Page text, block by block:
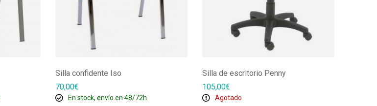
Silla confidente Iso
70,00€
En stock, envío en 48/72h
Silla de escritorio Penny
105,00€
Agotado